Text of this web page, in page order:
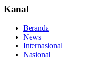
Kanal
Beranda
News
Internasional
Nasional